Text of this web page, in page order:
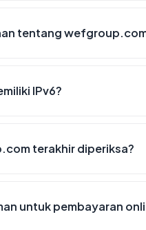
tentang
IPv6?
terakhir diperiksa?
untuk pembayaran